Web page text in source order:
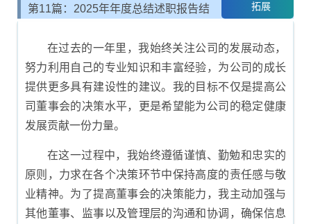
第11篇：2025年年度总结述职报告结 拓展
在过去的一年里，我始终关注公司的发展动态，
努力利用自己的专业知识和丰富经验，为公司的成长
提供更多具有建设性的建议。我的目标不仅是提高公
司董事会的决策水平，更是希望能为公司的稳定健康
发展贡献一份力量。
在这一过程中，我始终遵循谨慎、勤勉和忠实的
原则，力求在各个决策环节中保持高度的责任感与敬
业精神。为了提高董事会的决策能力，我主动加强与
其他董事、监事以及管理层的沟通和协调，确保信息